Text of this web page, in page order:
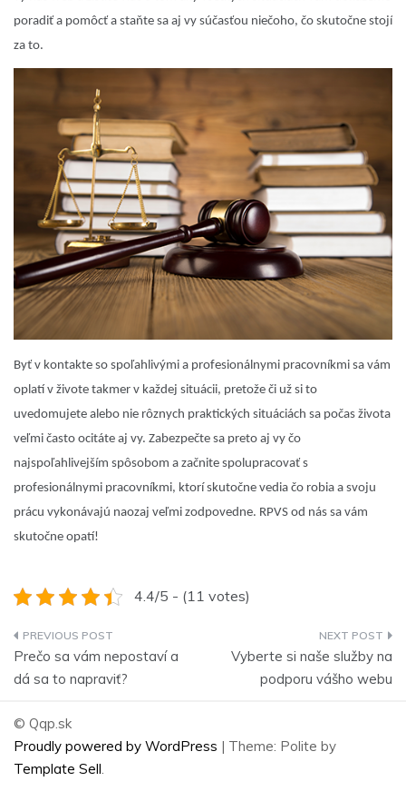
poradiť a pomôcť a staňte sa aj vy súčasťou niečoho, čo skutočne stojí
za to.
Byť v kontakte so spoľahlivými a profesionálnymi pracovníkmi sa vám
oplatí v živote takmer v každej situácii, pretože či už si to
uvedomujete alebo nie rôznych praktických situáciách sa počas života
veľmi často ocitáte aj vy. Zabezpečte sa preto aj vy čo
najspoľahlivejším spôsobom a začnite spolupracovať s
profesionálnymi pracovníkmi, ktorí skutočne vedia čo robia a svoju
prácu vykonávajú naozaj veľmi zodpovedne. RPVS od nás sa vám
skutočne opatí!
4.4/5 - (11 votes)
Navigace
pro
příspěvek
Prečo sa vám nepostaví a
dá sa to napraviť?
Vyberte si naše služby na
podporu vášho webu
© Qqp.sk
Proudly powered by WordPress | Theme: Polite by
Template Sell.